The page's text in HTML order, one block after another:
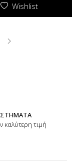
Wishlist
καλύτερη τιμή